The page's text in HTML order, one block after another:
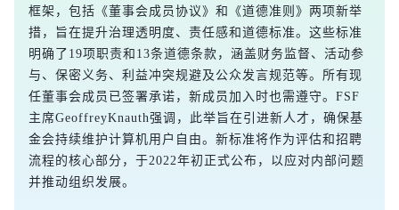
框架，包括《董事会成员协议》和《道德准则》两项新举
措，旨在提升治理透明度、责任感和道德标准。这些标准
明确了19项职责和13条道德条款，涵盖财务监督、活动参
与、保密义务、利益冲突规避及公众发言规范等。所有现
任董事会成员已签署承诺，新成员加入时也需遵守。FSF
主席GeoffreyKnauth强调，此举旨在引进新人才，确保基
金会持续维护计算机用户自由。新标准将作为评估和招聘
流程的核心部分，于2022年初正式公布，以应对内部问题
并推动组织发展。